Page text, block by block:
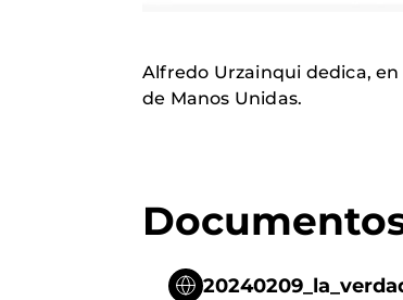
Alfredo Urzainqui dedica,
de Manos Unidas.